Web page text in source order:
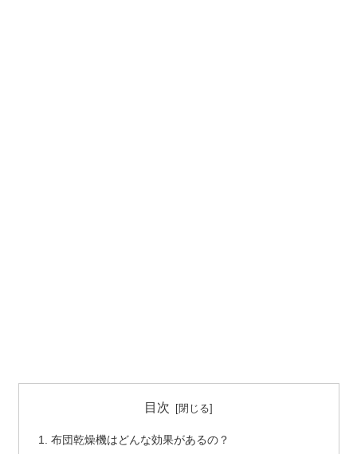
目次
布団乾燥機はどんな効果があるの？